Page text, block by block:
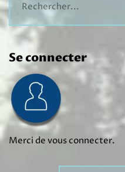
Se connecter
Merci de vous connecter.